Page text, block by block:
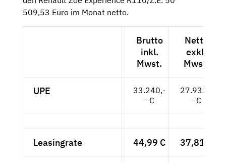
509,53 Euro im Monat netto.
Brutto
inkl.
Mwst.
Netto
exkl.
Mwst.
UPE
33.240,-
- €
27.933,-
- €
Leasingrate 44,99 € 37,81 €